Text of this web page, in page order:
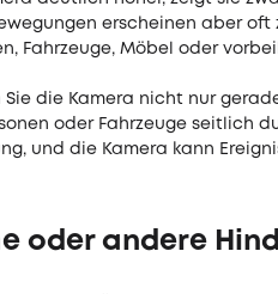
erscheinen aber oft
Fahrzeuge, Möbel oder
die Kamera nicht nur
oder Fahrzeuge seitlich
und die Kamera kann
oder andere